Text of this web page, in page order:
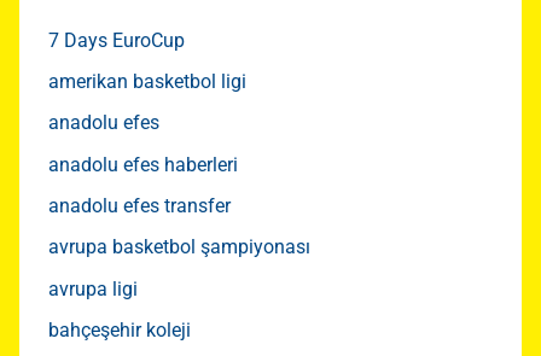
7 Days EuroCup
amerikan basketbol ligi
anadolu efes
anadolu efes haberleri
anadolu efes transfer
avrupa basketbol şampiyonası
avrupa ligi
bahçeşehir koleji